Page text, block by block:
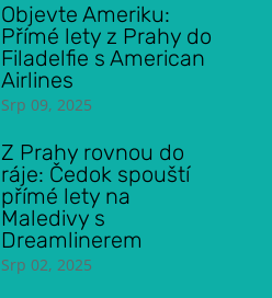
Objevte Ameriku:
Přímé lety z Prahy do
Filadelfie s American
Airlines
Srp 09, 2025
Z Prahy rovnou do
ráje: Čedok spouští
přímé lety na
Maledivy s
Dreamlinerem
Srp 02, 2025